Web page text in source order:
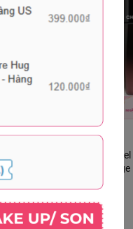
Son Kem
Laque Le
1.290.000₫